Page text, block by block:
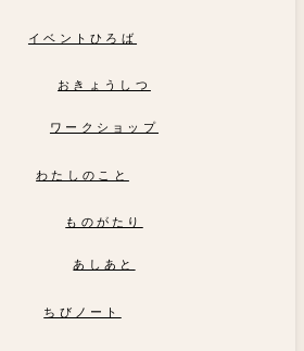
イベントひろば
おきょうしつ
ワークショップ
わたしのこと
ものがたり
あしあと
ちびノート